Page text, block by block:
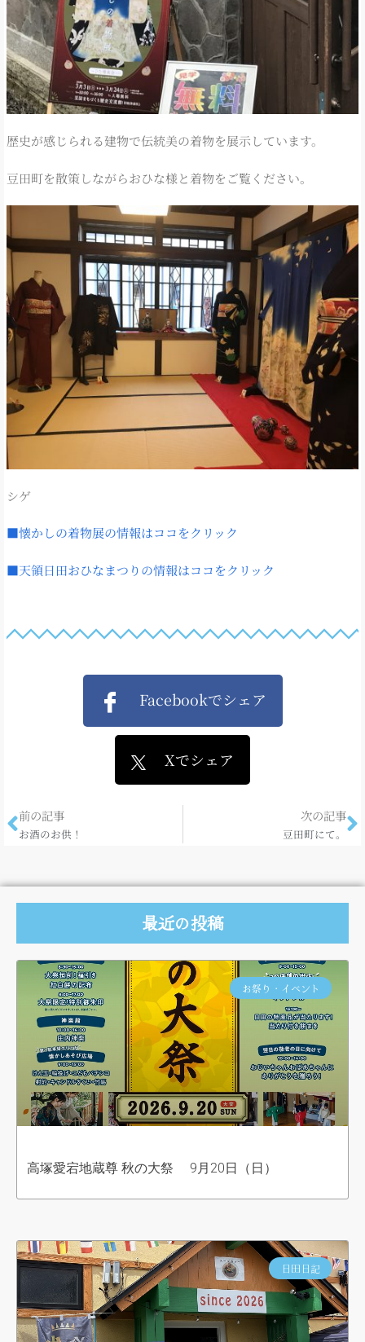
歴史が感じられる建物で伝統美の着物を展示しています。
豆田町を散策しながらおひな様と着物をご覧ください。
シゲ
■懐かしの着物展の情報はココをクリック
■天領日田おひなまつりの情報はココをクリック
Facebookでシェア
Xでシェア
前の記事
お酒のお供！
次の記事
豆田町にて。
最近の投稿
お祭り・イベント
高塚愛宕地蔵尊 秋の大祭 9月20日（日）
日田日記